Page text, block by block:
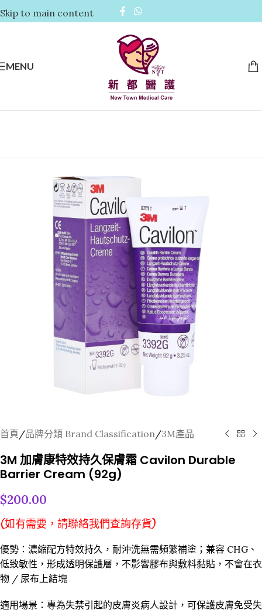
Skip to main content
MENU
首頁/品牌分類 Brand Classification/3M產品
3M 加膚康特效持久保膚霜 Cavilon Durable
Barrier Cream (92g)
$200.00
(如有需要，請聯絡我們查詢存貨)
優勢：濃縮配方特效持久，耐沖洗無需頻繁補塗；兼容 CHG、
低致敏性，形成透明保護層，不影響膠布與敷料黏貼，不會在衣
物 / 尿布上結塊
適用場景：專為失禁引起的皮膚炎病人設計，可保護皮膚免受失